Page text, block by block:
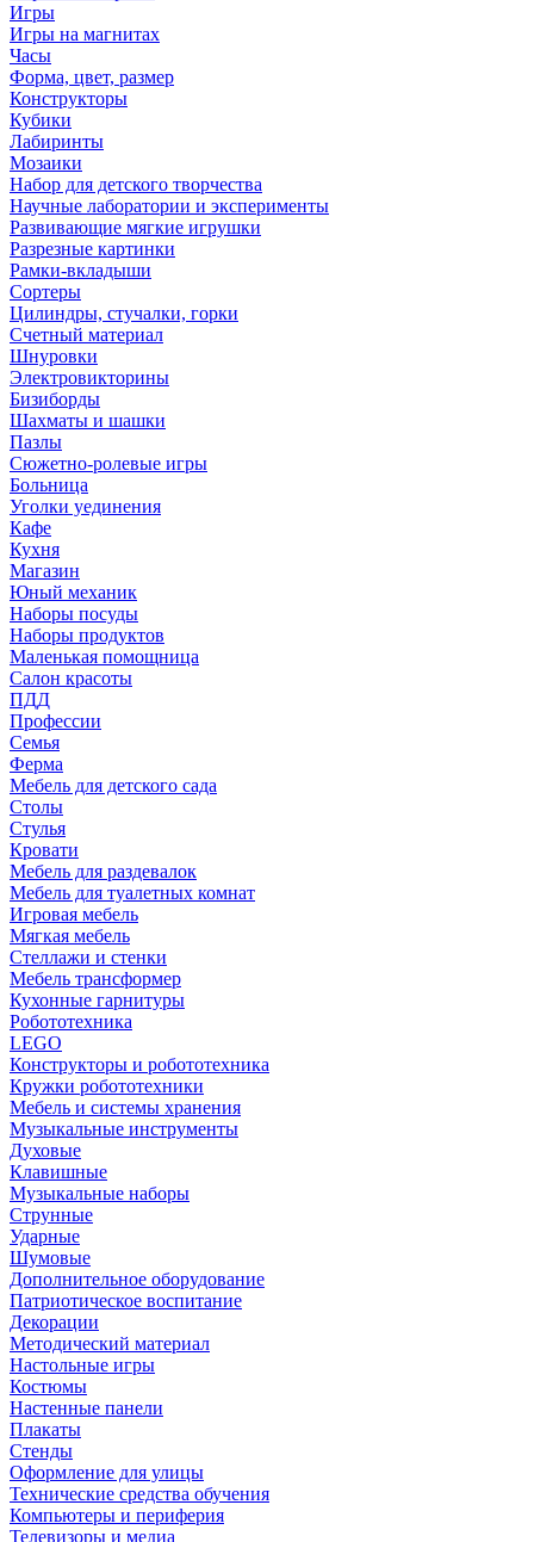
Игры
Игры на магнитах
Часы
Форма, цвет, размер
Конструкторы
Кубики
Лабиринты
Мозаики
Набор для детского творчества
Научные лаборатории и эксперименты
Развивающие мягкие игрушки
Разрезные картинки
Рамки-вкладыши
Сортеры
Цилиндры, стучалки, горки
Счетный материал
Шнуровки
Электровикторины
Бизиборды
Шахматы и шашки
Пазлы
Сюжетно-ролевые игры
Больница
Уголки уединения
Кафе
Кухня
Магазин
Юный механик
Наборы посуды
Наборы продуктов
Маленькая помощница
Салон красоты
ПДД
Профессии
Семья
Ферма
Мебель для детского сада
Столы
Cтулья
Кровати
Мебель для раздевалок
Мебель для туалетных комнат
Игровая мебель
Мягкая мебель
Стеллажи и стенки
Мебель трансформер
Кухонные гарнитуры
Робототехника
LEGO
Конструкторы и робототехника
Кружки робототехники
Мебель и системы хранения
Музыкальные инструменты
Духовые
Клавишные
Музыкальные наборы
Струнные
Ударные
Шумовые
Дополнительное оборудование
Патриотическое воспитание
Декорации
Методический материал
Настольные игры
Костюмы
Настенные панели
Плакаты
Стенды
Оформление для улицы
Технические средства обучения
Компьютеры и периферия
Телевизоры и медиа